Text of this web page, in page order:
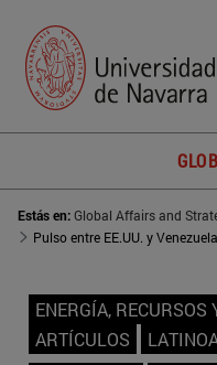
Estás en:Global Affairs and
ENERGÍA,
ARTÍCULOS